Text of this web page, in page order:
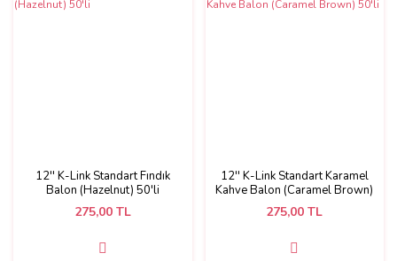
12'' K-Link Standart Fındık
Balon (Hazelnut) 50'li
275,00 TL
12'' K-Link Standart Karamel
Kahve Balon (Caramel Brown)
50'li
275,00 TL